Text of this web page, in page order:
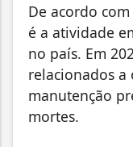
De acordo
é a atividade
no país. Em
relacionados a
manutenção
mortes.